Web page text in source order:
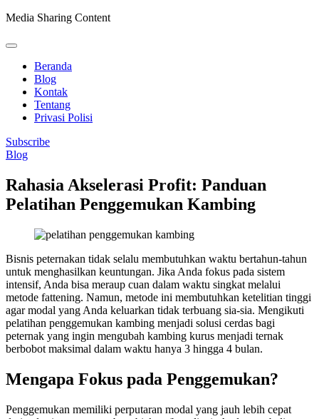
konten
Enter)
Media Sharing Content
Beranda
Blog
Kontak
Tentang
Privasi Polisi
Subscribe
Blog
Rahasia Akselerasi Profit: Panduan
Pelatihan Penggemukan Kambing
Bisnis peternakan tidak selalu membutuhkan waktu bertahun-tahun
untuk menghasilkan keuntungan. Jika Anda fokus pada sistem
intensif, Anda bisa meraup cuan dalam waktu singkat melalui
metode fattening. Namun, metode ini membutuhkan ketelitian tinggi
agar modal yang Anda keluarkan tidak terbuang sia-sia. Mengikuti
pelatihan penggemukan kambing menjadi solusi cerdas bagi
peternak yang ingin mengubah kambing kurus menjadi ternak
berbobot maksimal dalam waktu hanya 3 hingga 4 bulan.
Mengapa Fokus pada Penggemukan?
Penggemukan memiliki perputaran modal yang jauh lebih cepat